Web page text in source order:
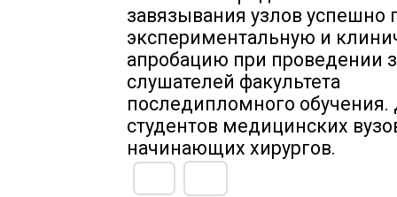
завязывания узлов успешно
экспериментальную и
апробацию при проведении
слушателей факультета
последипломного обучения.
студентов медицинских
начинающих хирургов.